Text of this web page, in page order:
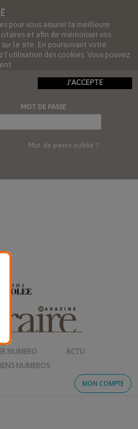
pour vous assurer la meilleure
et afin de mémoriser vos
le site. En poursuivant votre
l'utilisation des cookies. Vous pouvez
J'ACCEPTE
MOT DE PASSE
Mot de passe oublié ?
MON COMPTE
NUMERO
ACTU
NUMEROS